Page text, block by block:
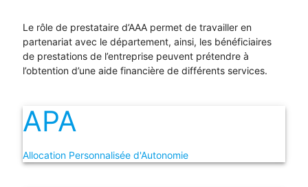
Le rôle de prestataire d’AAA permet de travailler en
partenariat avec le département, ainsi, les bénéficiaires
de prestations de l’entreprise peuvent prétendre à
l’obtention d’une aide financière de différents services.
APA
Allocation Personnalisée d'Autonomie